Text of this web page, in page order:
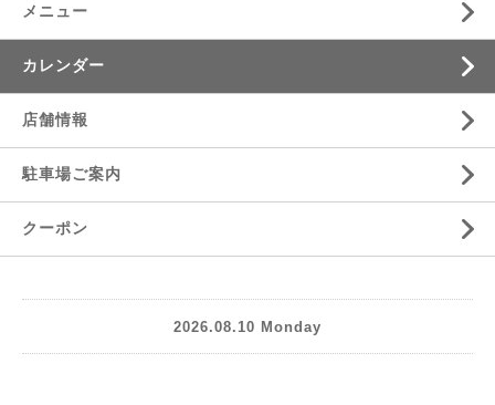
メニュー
カレンダー
店舗情報
駐車場ご案内
クーポン
2026.08.10 Monday